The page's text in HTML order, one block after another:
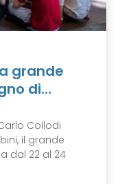
grande
di…
Collodi
il grande
dal 22 al 24